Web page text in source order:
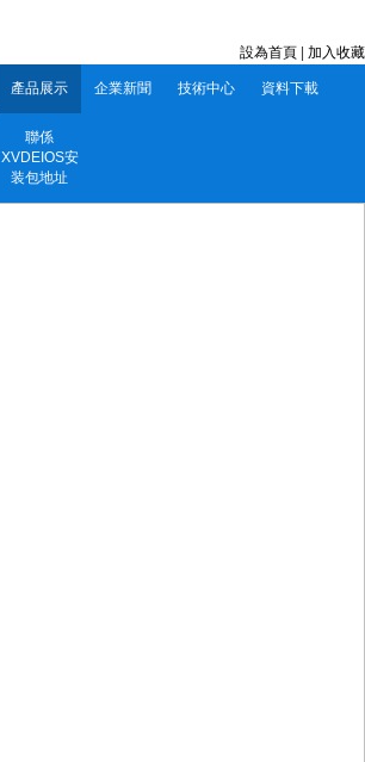
設為首頁 加入收藏
產品展示 企業新聞 技術中心 資料下載
聯係
XVDEIOS安
装包地址